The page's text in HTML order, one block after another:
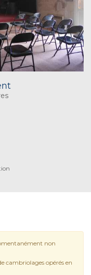
non
cambriolages opérés en